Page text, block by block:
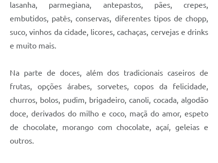
Serviços Online
lasanha, parmegiana, antepastos, pães, crepes,
embutidos, patês, conservas, diferentes tipos de chopp,
suco, vinhos da cidade, licores, cachaças, cervejas e drinks
e muito mais.
Na parte de doces, além dos tradicionais caseiros de
frutas, opções árabes, sorvetes, copos da felicidade,
churros, bolos, pudim, brigadeiro, canoli, cocada, algodão
doce, derivados do milho e coco, maçã do amor, espeto
de chocolate, morango com chocolate, açaí, geleias e
outros.